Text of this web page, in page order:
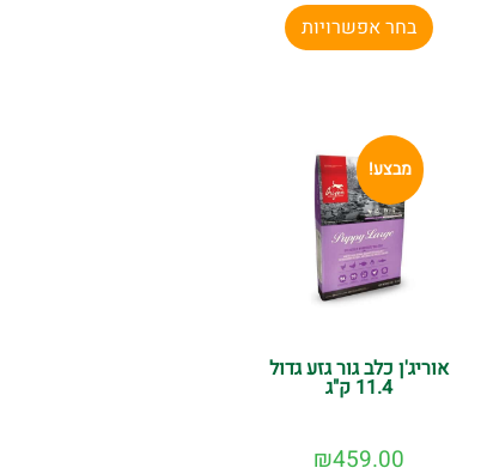
בחר אפשרויות
מבצע!
אוריג'ן כלב גור גזע גדול
11.4 ק"ג
₪459.00